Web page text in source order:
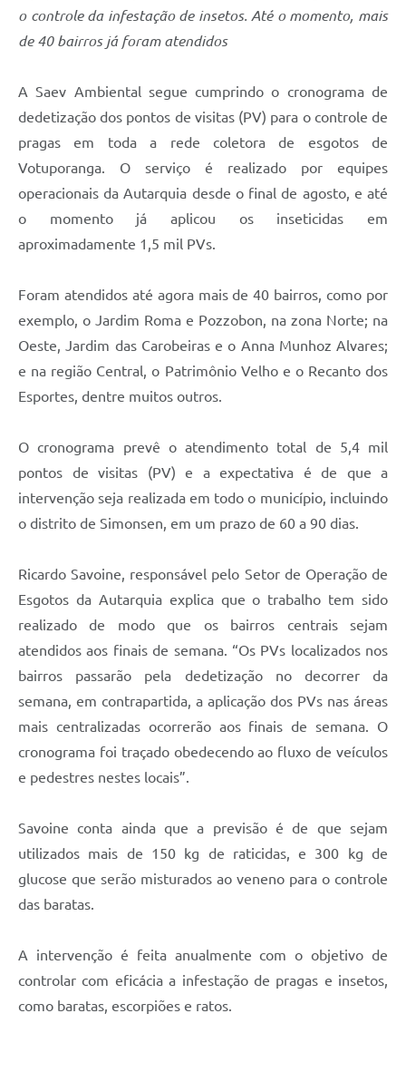
o controle da infestação de insetos. Até o momento, mais
de 40 bairros já foram atendidos
A Saev Ambiental segue cumprindo o cronograma de
dedetização dos pontos de visitas (PV) para o controle de
pragas em toda a rede coletora de esgotos de
Votuporanga. O serviço é realizado por equipes
operacionais da Autarquia desde o final de agosto, e até
o momento já aplicou os inseticidas em
aproximadamente 1,5 mil PVs.
Foram atendidos até agora mais de 40 bairros, como por
exemplo, o Jardim Roma e Pozzobon, na zona Norte; na
Oeste, Jardim das Carobeiras e o Anna Munhoz Alvares;
e na região Central, o Patrimônio Velho e o Recanto dos
Esportes, dentre muitos outros.
O cronograma prevê o atendimento total de 5,4 mil
pontos de visitas (PV) e a expectativa é de que a
intervenção seja realizada em todo o município, incluindo
o distrito de Simonsen, em um prazo de 60 a 90 dias.
Ricardo Savoine, responsável pelo Setor de Operação de
Esgotos da Autarquia explica que o trabalho tem sido
realizado de modo que os bairros centrais sejam
atendidos aos finais de semana. “Os PVs localizados nos
bairros passarão pela dedetização no decorrer da
semana, em contrapartida, a aplicação dos PVs nas áreas
mais centralizadas ocorrerão aos finais de semana. O
cronograma foi traçado obedecendo ao fluxo de veículos
e pedestres nestes locais”.
Savoine conta ainda que a previsão é de que sejam
utilizados mais de 150 kg de raticidas, e 300 kg de
glucose que serão misturados ao veneno para o controle
das baratas.
A intervenção é feita anualmente com o objetivo de
controlar com eficácia a infestação de pragas e insetos,
como baratas, escorpiões e ratos.